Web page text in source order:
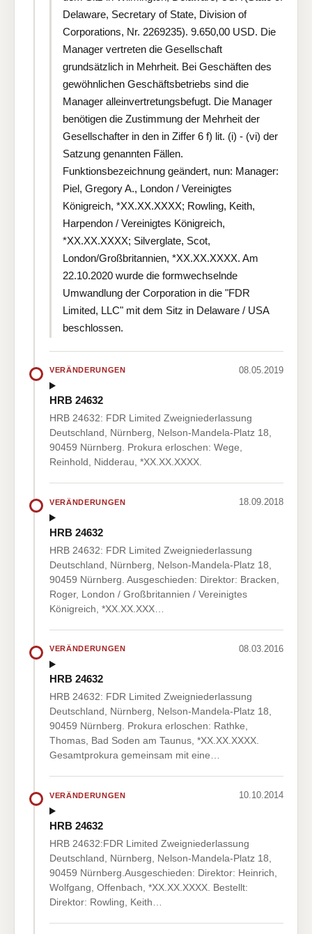
Delaware, Secretary of State, Division of
Corporations, Nr. 2269235). 9.650,00 USD. Die
Manager vertreten die Gesellschaft
grundsätzlich in Mehrheit. Bei Geschäften des
gewöhnlichen Geschäftsbetriebs sind die
Manager alleinvertretungsbefugt. Die Manager
benötigen die Zustimmung der Mehrheit der
Gesellschafter in den in Ziffer 6 f) lit. (i) - (vi) der
Satzung genannten Fällen.
Funktionsbezeichnung geändert, nun: Manager:
Piel, Gregory A., London / Vereinigtes
Königreich, *XX.XX.XXXX; Rowling, Keith,
Harpendon / Vereinigtes Königreich,
*XX.XX.XXXX; Silverglate, Scot,
London/Großbritannien, *XX.XX.XXXX. Am
22.10.2020 wurde die formwechselnde
Umwandlung der Corporation in die "FDR
Limited, LLC" mit dem Sitz in Delaware / USA
beschlossen.
VERÄNDERUNGEN 08.05.2019
HRB 24632
HRB 24632: FDR Limited Zweigniederlassung
Deutschland, Nürnberg, Nelson-Mandela-Platz 18,
90459 Nürnberg. Prokura erloschen: Wege,
Reinhold, Nidderau, *XX.XX.XXXX.
VERÄNDERUNGEN 18.09.2018
HRB 24632
HRB 24632: FDR Limited Zweigniederlassung
Deutschland, Nürnberg, Nelson-Mandela-Platz 18,
90459 Nürnberg. Ausgeschieden: Direktor: Bracken,
Roger, London / Großbritannien / Vereinigtes
Königreich, *XX.XX.XXX…
VERÄNDERUNGEN 08.03.2016
HRB 24632
HRB 24632: FDR Limited Zweigniederlassung
Deutschland, Nürnberg, Nelson-Mandela-Platz 18,
90459 Nürnberg. Prokura erloschen: Rathke,
Thomas, Bad Soden am Taunus, *XX.XX.XXXX.
Gesamtprokura gemeinsam mit eine…
VERÄNDERUNGEN 10.10.2014
HRB 24632
HRB 24632:FDR Limited Zweigniederlassung
Deutschland, Nürnberg, Nelson-Mandela-Platz 18,
90459 Nürnberg.Ausgeschieden: Direktor: Heinrich,
Wolfgang, Offenbach, *XX.XX.XXXX. Bestellt:
Direktor: Rowling, Keith…